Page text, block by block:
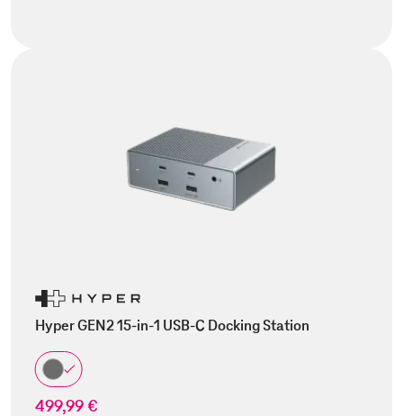
Hyper GEN2 15-in-1 USB-C Docking Station
499,99 €